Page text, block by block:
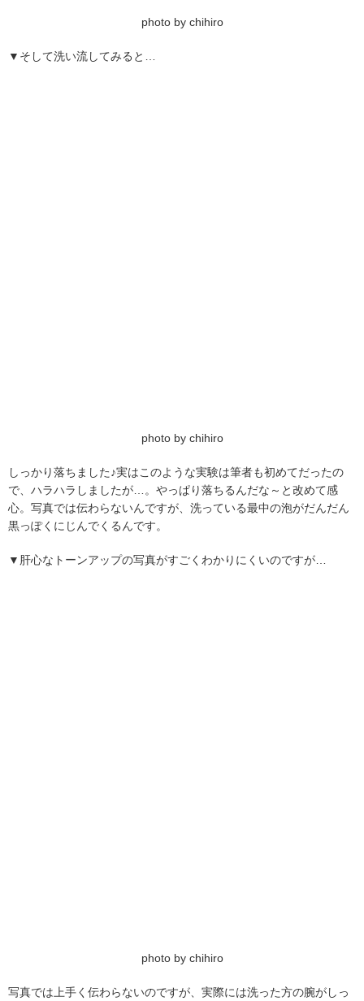
photo by chihiro
▼そして洗い流してみると…
photo by chihiro
しっかり落ちました♪実はこのような実験は筆者も初めてだったの
で、ハラハラしましたが…。やっぱり落ちるんだな～と改めて感
心。写真では伝わらないんですが、洗っている最中の泡がだんだん
黒っぽくにじんでくるんです。
▼肝心なトーンアップの写真がすごくわかりにくいのですが…
photo by chihiro
写真では上手く伝わらないのですが、実際には洗った方の腕がしっ